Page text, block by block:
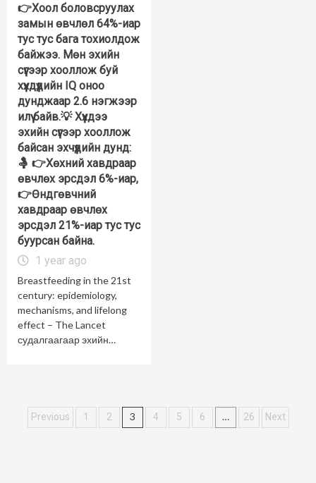
👉Хоол боловсруулах
замын өвчлөл 64%-иар
тус тус бага тохиолдож
байжээ. Мөн эхийн
сүүгээр хооллож буй
хүүхдүүдийн IQ оноо
дунджаар 2.6 нэгжээр
илүү байв.💡 Хүүхдээ
эхийн сүүгээр хооллож
байсан эхчүүдийн дунд:
🤱 👉Хөхний хавдраар
өвчлөх эрсдэл 6%-иар,
👉Өндгөвчний
хавдраар өвчлөх
эрсдэл 21%-иар тус тус
буурсан байна.
1 year ago
Breastfeeding in the 21st
century: epidemiology,
mechanisms, and lifelong
effect – The Lancet
судалгаагаар эхийн…
Posts
navigation
Previous 1 2 3 4 5 6 … 26 Next